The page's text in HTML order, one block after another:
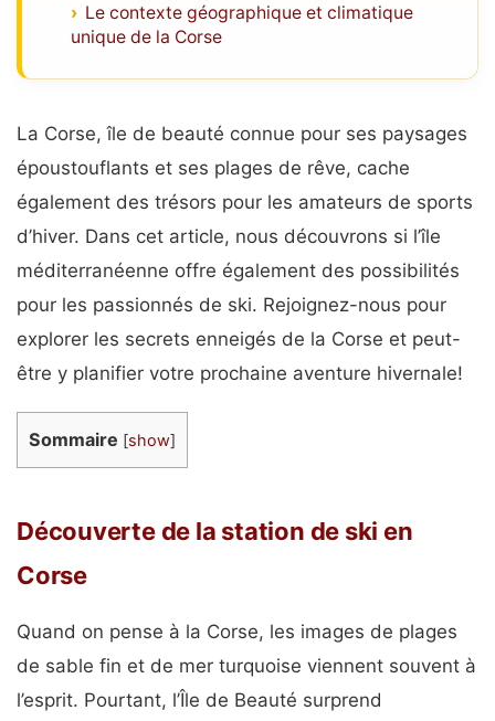
Le contexte géographique et climatique
unique de la Corse
La Corse, île de beauté connue pour ses paysages
époustouflants et ses plages de rêve, cache
également des trésors pour les amateurs de sports
d’hiver. Dans cet article, nous découvrons si l’île
méditerranéenne offre également des possibilités
pour les passionnés de ski. Rejoignez-nous pour
explorer les secrets enneigés de la Corse et peut-
être y planifier votre prochaine aventure hivernale!
Sommaire [show]
Découverte de la station de ski en
Corse
Quand on pense à la Corse, les images de plages
de sable fin et de mer turquoise viennent souvent à
l’esprit. Pourtant, l’Île de Beauté surprend